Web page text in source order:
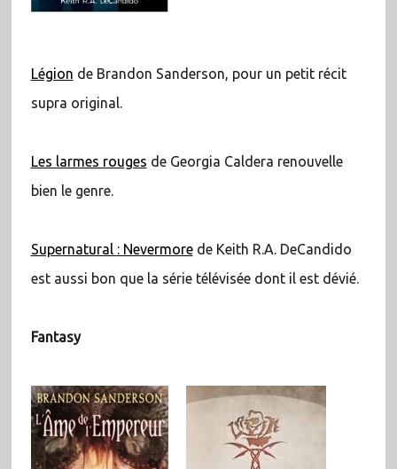
Légion de Brandon Sanderson, pour un petit récit
supra original.
Les larmes rouges de Georgia Caldera renouvelle
bien le genre.
Supernatural : Nevermorede Keith R.A. DeCandido
est aussi bon que la série télévisée dont il est dévié.
Fantasy